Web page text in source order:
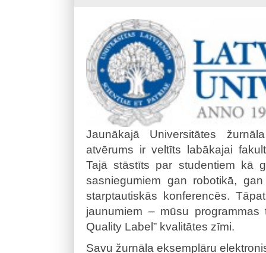
Jaunākajā Universitātes
atvērums ir veltīts labākajai
Tajā stāstīts par studentiem kā
sasniegumiem gan robotikā,
starptautiskās konferencēs.
jaunumiem – mūsu
Quality Label” kvalitātes zīmi.
Savu žurnāla eksemplāru